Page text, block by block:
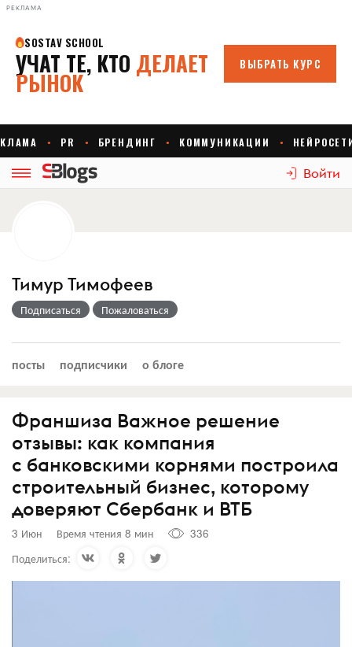
РЕКЛАМА
Войти
Тимур Тимофеев
Подписаться Пожаловаться
посты подписчики о блоге
Франшиза Важное решение
отзывы: как компания
с банковскими корнями построила
строительный бизнес, которому
доверяют Сбербанк и ВТБ
3 Июн Время чтения 8 мин
336
Поделиться: